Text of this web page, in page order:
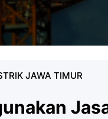
JAWA TIMUR